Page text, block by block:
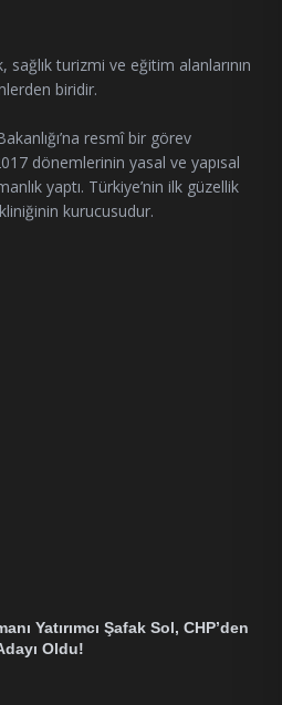
sağlık turizmi ve eğitim alanlarının
biridir.
resmî bir görev
dönemlerinin yasal ve yapısal
yaptı. Türkiye’nin ilk güzellik
kurucusudur.
Yatırımcı Şafak Sol, CHP’den
Oldu!